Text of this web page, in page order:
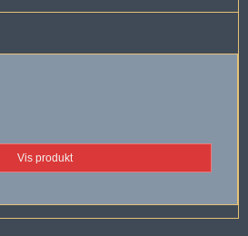
Vis produkt